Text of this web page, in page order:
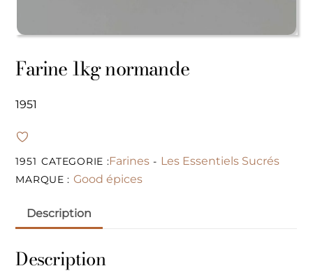
Farine 1kg normande
1951
1951 CATEGORIE :Farines - Les Essentiels Sucrés
MARQUE : Good épices
Description
Description